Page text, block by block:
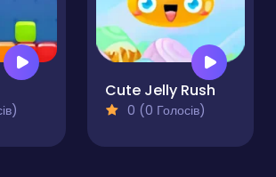
Cute Jelly Rush
0 (0 Голосів)